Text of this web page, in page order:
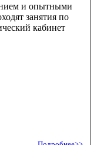
и опытными
занятия по
кабинет